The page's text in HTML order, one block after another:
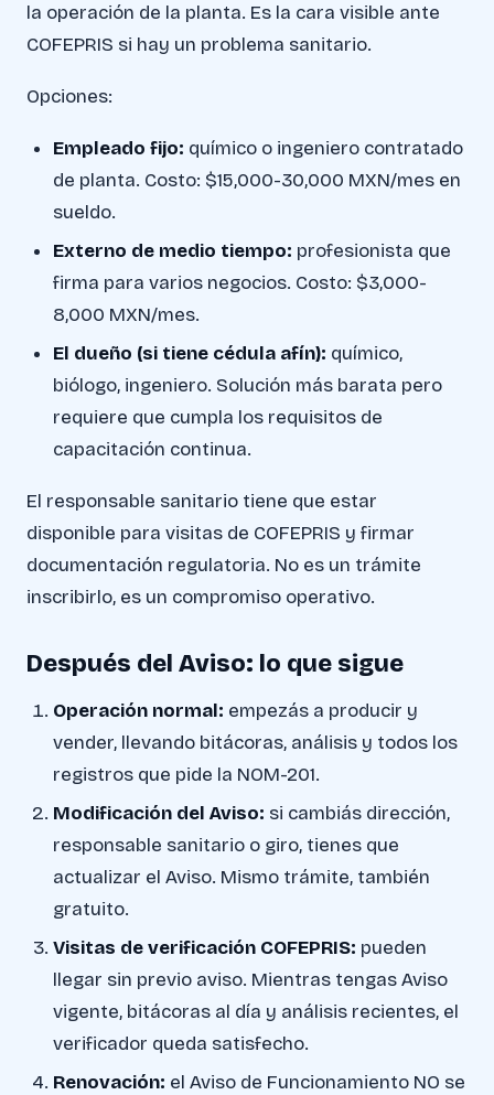
la operación de la planta. Es la cara visible ante
COFEPRIS si hay un problema sanitario.
Opciones:
Empleado fijo: químico o ingeniero contratado
de planta. Costo: $15,000-30,000 MXN/mes en
sueldo.
Externo de medio tiempo: profesionista que
firma para varios negocios. Costo: $3,000-
8,000 MXN/mes.
El dueño (si tiene cédula afín): químico,
biólogo, ingeniero. Solución más barata pero
requiere que cumpla los requisitos de
capacitación continua.
El responsable sanitario tiene que estar
disponible para visitas de COFEPRIS y firmar
documentación regulatoria. No es un trámite
inscribirlo, es un compromiso operativo.
Después del Aviso: lo que sigue
Operación normal: empezás a producir y
vender, llevando bitácoras, análisis y todos los
registros que pide la NOM-201.
Modificación del Aviso: si cambiás dirección,
responsable sanitario o giro, tienes que
actualizar el Aviso. Mismo trámite, también
gratuito.
Visitas de verificación COFEPRIS: pueden
llegar sin previo aviso. Mientras tengas Aviso
vigente, bitácoras al día y análisis recientes, el
verificador queda satisfecho.
Renovación: el Aviso de Funcionamiento NO se